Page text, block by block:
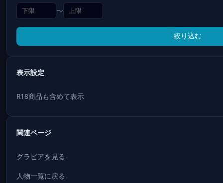
〜
絞り込む
表示設定
R18商品も含めて表示
関連ページ
グラビアを見る
人物一覧に戻る